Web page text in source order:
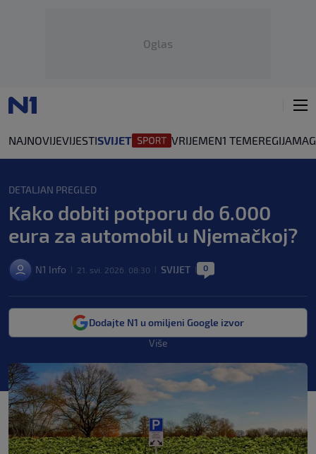
Oglas
NAJNOVIJEVIJESTISVIJET VRIJEMEN1 TEMEREGIJA
DETALJAN PREGLED
Kako dobiti potporu do 6.000
eura za automobil u Njemačkoj?
N1 Info 21. svi. 2026. 08:30 SVIJET 0
Dodajte N1 u omiljeni Google izvor
Više